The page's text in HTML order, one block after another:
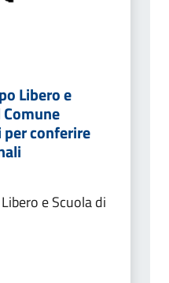
Libero e
conferire
e Scuola di